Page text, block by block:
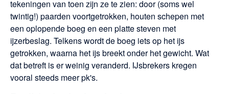
tekeningen van toen zijn ze te zien: door (soms wel
twintig!) paarden voortgetrokken, houten schepen met
een oplopende boeg en een platte steven met
ijzerbeslag. Telkens wordt de boeg iets op het ijs
getrokken, waarna het ijs breekt onder het gewicht. Wat
dat betreft is er weinig veranderd. IJsbrekers kregen
vooral steeds meer pk's.